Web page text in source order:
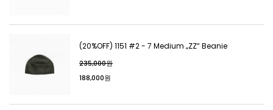
(20%OFF) 1151 #2 - 7 Medium „ZZ“ Beanie
235,000원
188,000원